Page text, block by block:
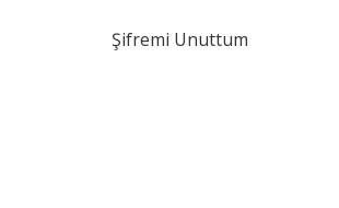
Şifremi Unuttum